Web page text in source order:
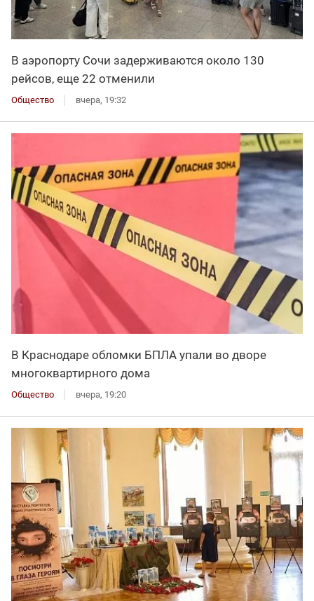
В аэропорту Сочи задерживаются около 130
рейсов, еще 22 отменили
Общество вчера, 19:32
В Краснодаре обломки БПЛА упали во дворе
многоквартирного дома
Общество вчера, 19:20